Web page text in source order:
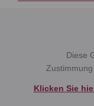
Diese
Klicken Sie